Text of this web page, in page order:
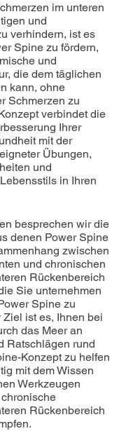
im unteren
und
verhindern, ist es
Spine zu fördern,
und
die dem täglichen
kann, ohne
Schmerzen zu
verbindet die
Ihrer
mit der
Übungen,
und
in Ihren
besprechen wir die
denen Power Spine
zwischen
und chronischen
Rückenbereich
Sie unternehmen
Spine zu
ist es, Ihnen bei
das Meer an
Ratschlägen rund
Konzept zu helfen
mit dem Wissen
Werkzeugen
Rückenbereich